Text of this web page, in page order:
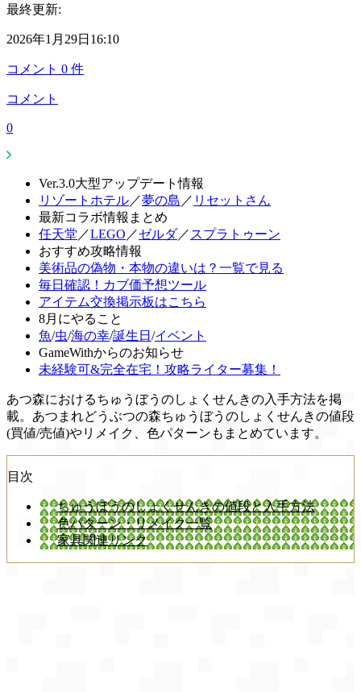
最終更新:
2026年1月29日16:10
コメント 0 件
コメント
0
Ver.3.0大型アップデート情報
リゾートホテル／夢の島 ／ リセットさん
最新コラボ情報まとめ
任天堂 ／LEGO ／ゼルダ／ スプラトゥーン
おすすめ攻略情報
美術品の偽物・本物の違いは？一覧で見る
毎日確認！カブ価予想ツール
アイテム交換掲示板はこちら
8月にやること
魚/虫/海の幸/誕生日 /イベント
GameWithからのお知らせ
未経験可&完全在宅！攻略ライター募集！
あつ森におけるちゅうぼうのしょくせんきの入手方法を掲
載。あつまれどうぶつの森ちゅうぼうのしょくせんきの値段
(買値/売値)やリメイク、色パターンもまとめています。
目次
ちゅうぼうのしょくせんきの値段と入手方法
色パターン・リメイク一覧
家具関連リンク